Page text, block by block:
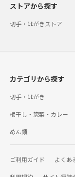
ストアから探す
切手・はがきストア
カテゴリから探す
切手・はがき
梅干し・惣菜・カレー
めん類
ご利用ガイド よくあ